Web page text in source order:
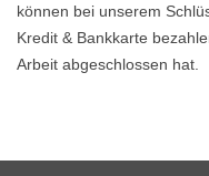
können bei unserem
Kredit & Bankkarte
Arbeit abgeschlossen hat.